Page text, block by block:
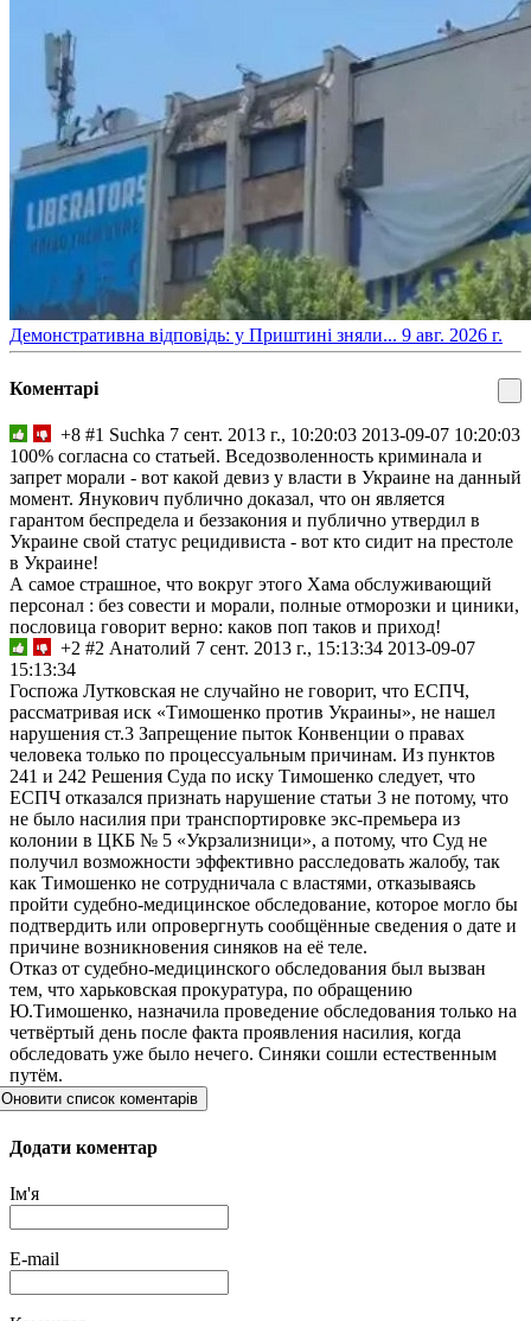
​Демонстративна відповідь: у Приштині зняли... 9 авг. 2026 г.
Коментарі
+8 #1 Suchka 7 сент. 2013 г., 10:20:03 2013-09-07 10:20:03
100% согласна со статьей. Вседозволенность криминала и
запрет морали - вот какой девиз у власти в Украине на данный
момент. Янукович публично доказал, что он является
гарантом беспредела и беззакония и публично утвердил в
Украине свой статус рецидивиста - вот кто сидит на престоле
в Украине!
А самое страшное, что вокруг этого Хама обслуживающий
персонал : без совести и морали, полные отморозки и циники,
пословица говорит верно: каков поп таков и приход!
+2 #2 Анатолий 7 сент. 2013 г., 15:13:34 2013-09-07
15:13:34
Госпожа Лутковская не случайно не говорит, что ЕСПЧ,
рассматривая иск «Тимошенко против Украины», не нашел
нарушения ст.3 Запрещение пыток Конвенции о правах
человека только по процессуальным причинам. Из пунктов
241 и 242 Решения Суда по иску Тимошенко следует, что
ЕСПЧ отказался признать нарушение статьи 3 не потому, что
не было насилия при транспортировке экс-премьера из
колонии в ЦКБ № 5 «Укрзализници», а потому, что Суд не
получил возможности эффективно расследовать жалобу, так
как Тимошенко не сотрудничала с властями, отказываясь
пройти судебно-медицинское обследование, которое могло бы
подтвердить или опровергнуть сообщённые сведения о дате и
причине возникновения синяков на её теле.
Отказ от судебно-медицинского обследования был вызван
тем, что харьковская прокуратура, по обращению
Ю.Тимошенко, назначила проведение обследования только на
четвёртый день после факта проявления насилия, когда
обследовать уже было нечего. Синяки сошли естественным
путём.
Оновити список коментарів
Додати коментар
Ім'я
E-mail